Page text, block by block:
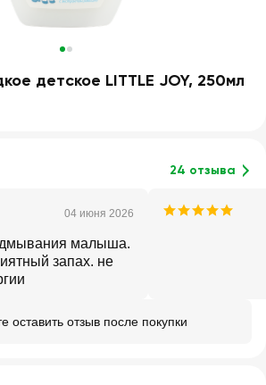
детское LITTLE JOY, 250мл
24 отзыва
04 июня 2026
малыша.
запах. не
оставить отзыв после покупки